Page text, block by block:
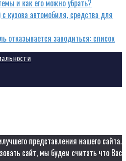
и как его можно убрать?
кузова автомобиля, средства для
отказывается заводиться: список
представления нашего сайта.
сайт, мы будем считать что Вас